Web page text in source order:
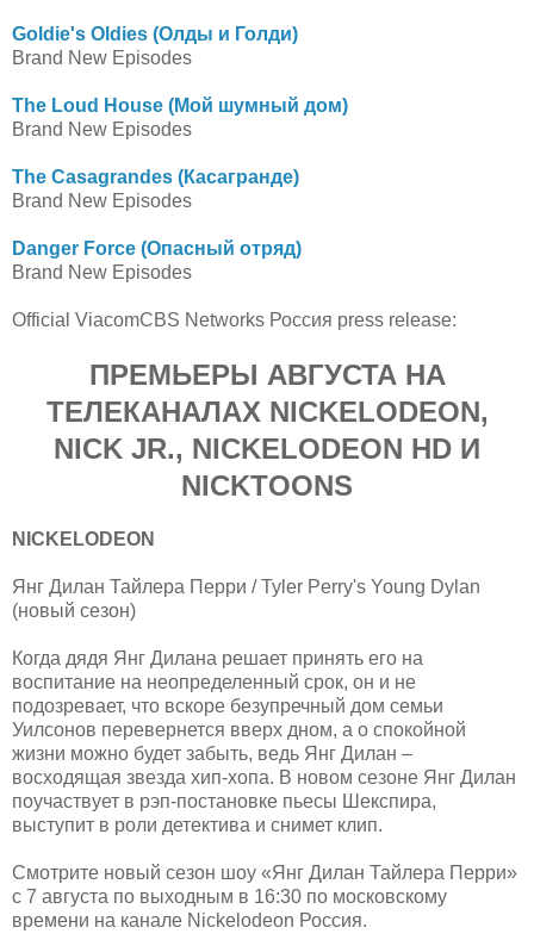
Goldie's Oldies (Олды и Голди)
Brand New Episodes
The Loud House (Мой шумный дом)
Brand New Episodes
The Casagrandes (Касагранде)
Brand New Episodes
Danger Force (Опасный отряд)
Brand New Episodes
Official ViacomCBS Networks Россия press release:
ПРЕМЬЕРЫ АВГУСТА НА
ТЕЛЕКАНАЛАХ NICKELODEON,
NICK JR., NICKELODEON HD И
NICKTOONS
NICKELODEON
Янг Дилан Тайлера Перри / Tyler Perry's Young Dylan
(новый сезон)
Когда дядя Янг Дилана решает принять его на
воспитание на неопределенный срок, он и не
подозревает, что вскоре безупречный дом семьи
Уилсонов перевернется вверх дном, а о спокойной
жизни можно будет забыть, ведь Янг Дилан –
восходящая звезда хип-хопа. В новом сезоне Янг Дилан
поучаствует в рэп-постановке пьесы Шекспира,
выступит в роли детектива и снимет клип.
Смотрите новый сезон шоу «Янг Дилан Тайлера Перри»
с 7 августа по выходным в 16:30 по московскому
времени на канале Nickelodeon Россия.